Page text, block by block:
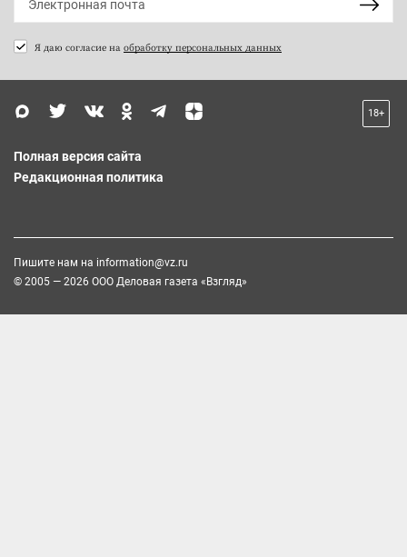
Я даю согласие на обработку персональных данных
18+
Полная версия сайта
Редакционная политика
Пишите нам на information@vz.ru
© 2005 — 2026 ООО Деловая газета «Взгляд»